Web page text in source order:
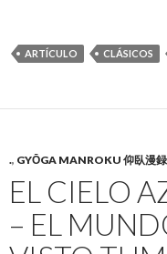
ARTÍCULO CLÁSICOS
., GYŌGA MANROKU 仰臥漫
EL CIELO
– EL